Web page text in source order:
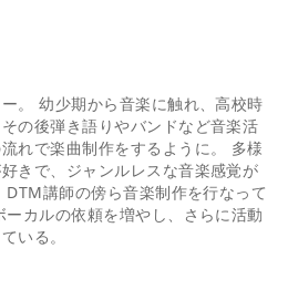
。 幼少期から音楽に触れ、高校時
の後弾き語りやバンドなど音楽活
れで楽曲制作をするように。 多様
きで、ジャンルレスな音楽感覚が
講師の傍ら音楽制作を行なって
カルの依頼を増やし、さらに活動
いる。